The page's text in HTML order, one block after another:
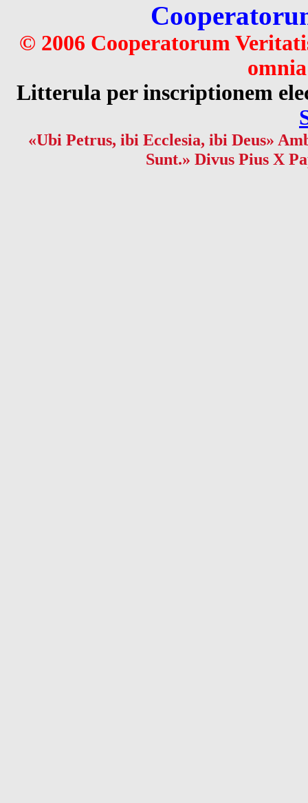
© 2006 Cooperatorum
Litterula per inscriptionem
«Ubi Petrus, ibi Ecclesia, ibi Deus»
Sunt.» Divus Pius X